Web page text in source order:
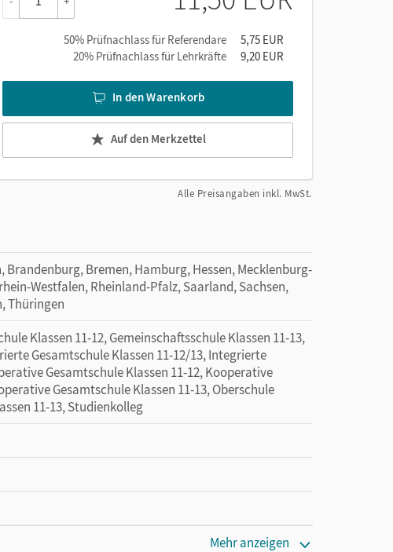
50% Prüfnachlass für Referendare
5,75 EUR
20% Prüfnachlass für Lehrkräfte
9,20 EUR
In den Warenkorb
Auf den Merkzettel
Alle Preisangaben inkl. MwSt.
Bremen, Hamburg, Hessen, Mecklenburg-
Westfalen, Rheinland-Pfalz, Saarland, Sachsen,
Thüringen
Klassen 11-12, Gemeinschaftsschule Klassen 11-13,
Gesamtschule Klassen 11-12/13, Integrierte
Gesamtschule Klassen 11-12, Kooperative
Gesamtschule Klassen 11-13, Oberschule
11-13, Studienkolleg
Mehr anzeigen